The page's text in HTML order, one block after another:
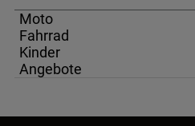
Moto
Fahrrad
Kinder
Angebote